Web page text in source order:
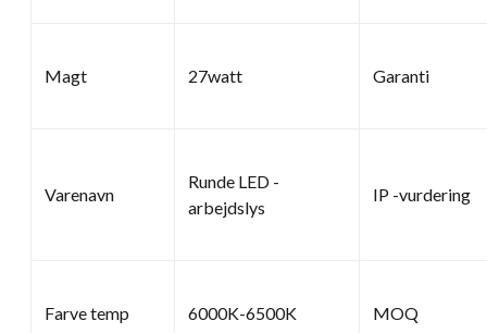
Magt 27watt Garanti
Varenavn
Runde LED -
arbejdslys
IP -vurdering
Farve temp 6000K-6500K MOQ